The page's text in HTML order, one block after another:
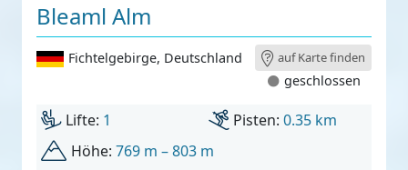
Bleaml Alm
Fichtelgebirge, Deutschland auf Karte finden
geschlossen
Lifte: 1 Pisten: 0.35 km
Höhe: 769 m – 803 m